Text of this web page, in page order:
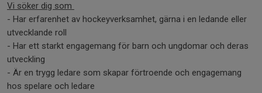
Vi söker dig som
- Har erfarenhet av hockeyverksamhet, gärna i en ledande eller
utvecklande roll
- Har ett starkt engagemang för barn och ungdomar och deras
utveckling
- Är en trygg ledare som skapar förtroende och engagemang
hos spelare och ledare